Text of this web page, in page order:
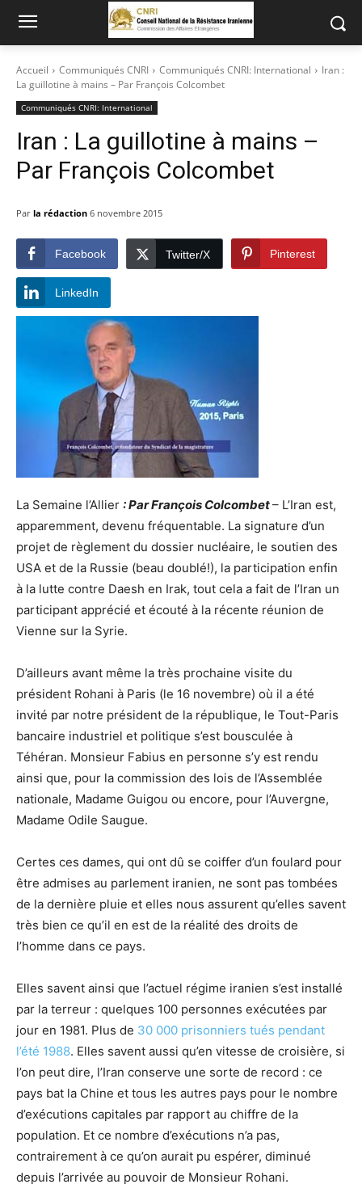
Accueil Communiqués CNRI Communiqués CNRI: International
Iran :
La guillotine à mains – Par François Colcombet
Communiqués CNRI: International
Iran : La guillotine à mains –
Par François Colcombet
Par la rédaction 6 novembre 2015
Facebook Twitter/X Pinterest
LinkedIn
La Semaine l’Allier : Par François Colcombet– L’Iran est,
apparemment, devenu fréquentable. La signature d’un
projet de règlement du dossier nucléaire, le soutien des
USA et de la Russie (beau doublé!), la participation enfin
à la lutte contre Daesh en Irak, tout cela a fait de l’Iran un
participant apprécié et écouté à la récente réunion de
Vienne sur la Syrie.
D’ailleurs avant même la très prochaine visite du
président Rohani à Paris (le 16 novembre) où il a été
invité par notre président de la république, le Tout-Paris
bancaire industriel et politique s’est bousculée à
Téhéran. Monsieur Fabius en personne s’y est rendu
ainsi que, pour la commission des lois de l’Assemblée
nationale, Madame Guigou ou encore, pour l’Auvergne,
Madame Odile Saugue.
Certes ces dames, qui ont dû se coiffer d’un foulard pour
être admises au parlement iranien, ne sont pas tombées
de la dernière pluie et elles nous assurent qu’elles savent
très bien ce qu’il en est de la réalité des droits de
l’homme dans ce pays.
Elles savent ainsi que l’actuel régime iranien s’est installé
par la terreur : quelques 100 personnes exécutées par
jour en 1981. Plus de 30 000 prisonniers tués pendant
l’été 1988. Elles savent aussi qu’en vitesse de croisière, si
l’on peut dire, l’Iran conserve une sorte de record : ce
pays bat la Chine et tous les autres pays pour le nombre
d’exécutions capitales par rapport au chiffre de la
population. Et ce nombre d’exécutions n’a pas,
contrairement à ce qu’on aurait pu espérer, diminué
depuis l’arrivée au pouvoir de Monsieur Rohani.